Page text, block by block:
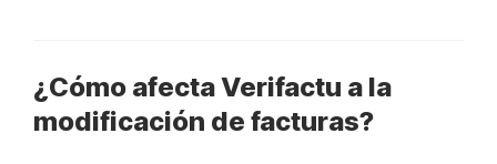
¿Cómo afecta Verifactu a la
modificación de facturas?